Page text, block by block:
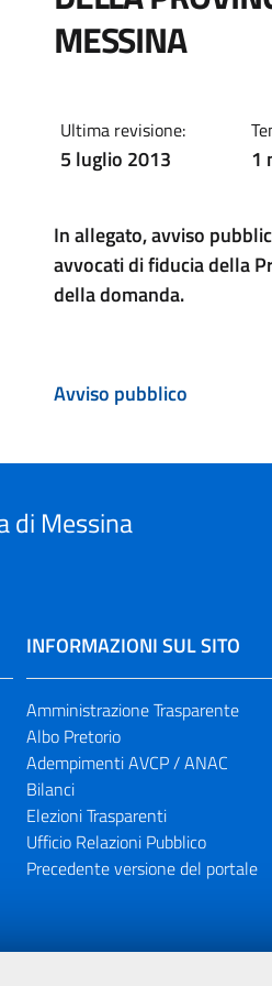
MESSINA
Ultima revisione:
5 luglio 2013 1
In allegato, avviso
avvocati di fiducia della
della domanda.
Avviso pubblico
di Messina
INFORMAZIONI SUL SITO
Amministrazione Trasparente
Albo Pretorio
Adempimenti AVCP / ANAC
Bilanci
Elezioni Trasparenti
Ufficio Relazioni Pubblico
Precedente versione del portale